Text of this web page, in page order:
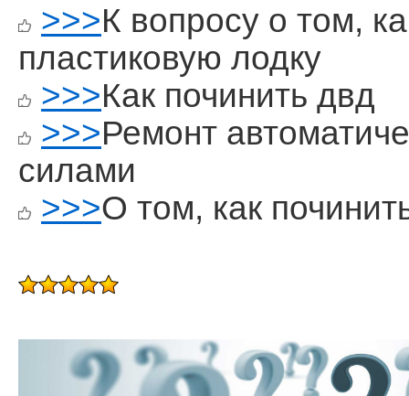
>>>К вопросу о том,
пластиковую лодку
>>>Как починить двд
>>>Ремонт
силами
>>>О том, как